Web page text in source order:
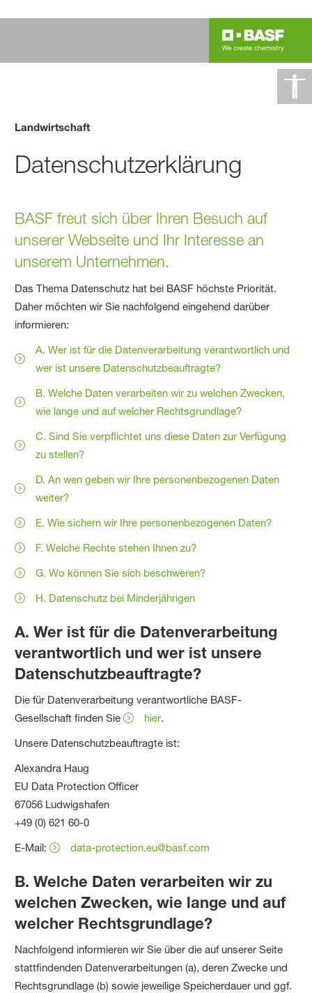
Landwirtschaft
Datenschutzerklärung
BASF freut sich über Ihren Besuch auf
unserer Webseite und Ihr Interesse an
unserem Unternehmen.
Das Thema Datenschutz hat bei BASF höchste Priorität.
Daher möchten wir Sie nachfolgend eingehend darüber
informieren:
A. Wer ist für die Datenverarbeitung verantwortlich und
wer ist unsere Datenschutzbeauftragte?
B. Welche Daten verarbeiten wir zu welchen Zwecken,
wie lange und auf welcher Rechtsgrundlage?
C. Sind Sie verpflichtet uns diese Daten zur Verfügung
zu stellen?
D. An wen geben wir Ihre personenbezogenen Daten
weiter?
E. Wie sichern wir Ihre personenbezogenen Daten?
F. Welche Rechte stehen Ihnen zu?
G. Wo können Sie sich beschweren?
H. Datenschutz bei Minderjährigen
A. Wer ist für die Datenverarbeitung
verantwortlich und wer ist unsere
Datenschutzbeauftragte?
Die für Datenverarbeitung verantwortliche BASF-
Gesellschaft finden Sie
hier.
Unsere Datenschutzbeauftragte ist:
Alexandra Haug
EU Data Protection Officer
67056 Ludwigshafen
+49 (0) 621 60-0
E-Mail:
data-protection.eu@basf.com
B. Welche Daten verarbeiten wir zu
welchen Zwecken, wie lange und auf
welcher Rechtsgrundlage?
Nachfolgend informieren wir Sie über die auf unserer Seite
stattfindenden Datenverarbeitungen (a), deren Zwecke und
Rechtsgrundlage (b) sowie jeweilige Speicherdauer und ggf.